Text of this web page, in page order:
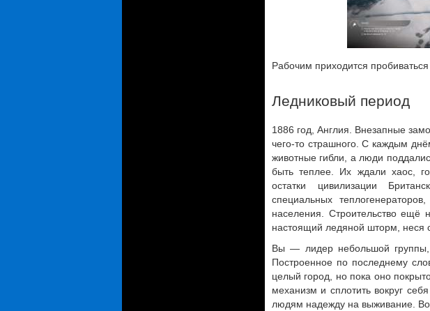
Рабочим приходится
Ледниковый период
1886 год, Англия. Внезапные
чего-то страшного. С каждым
животные гибли, а люди
быть теплее. Их ждали хаос,
остатки цивилизации
специальных
населения. Строительство ещё
настоящий ледяной шторм, неся
Вы — лидер небольшой группы,
Построенное по последнему
целый город, но пока оно
механизм и сплотить вокруг
людям надежду на выживание.